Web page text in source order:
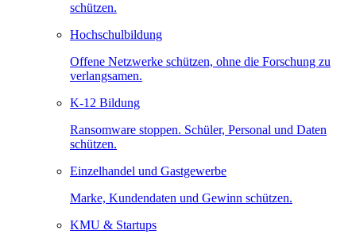
schützen.
Hochschulbildung
Offene Netzwerke schützen, ohne die Forschung zu
verlangsamen.
K-12 Bildung
Ransomware stoppen. Schüler, Personal und Daten
schützen.
Einzelhandel und Gastgewerbe
Marke, Kundendaten und Gewinn schützen.
KMU & Startups